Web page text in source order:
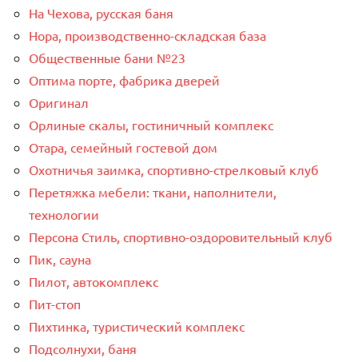
На Чехова, русская баня
Нора, производственно-складская база
Общественные бани №23
Оптима порте, фабрика дверей
Оригинал
Орлиные скалы, гостиничный комплекс
Отара, семейный гостевой дом
Охотничья заимка, спортивно-стрелковый клуб
Перетяжка мебели: ткани, наполнители,
технологии
Персона Стиль, спортивно-оздоровительный клуб
Пик, сауна
Пилот, автокомплекс
Пит-стоп
Пихтинка, туристический комплекс
Подсолнухи, баня